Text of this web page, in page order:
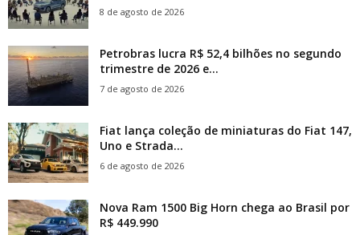
8 de agosto de 2026
Petrobras lucra R$ 52,4 bilhões no segundo
trimestre de 2026 e...
7 de agosto de 2026
Fiat lança coleção de miniaturas do Fiat 147,
Uno e Strada...
6 de agosto de 2026
Nova Ram 1500 Big Horn chega ao Brasil por
R$ 449.990